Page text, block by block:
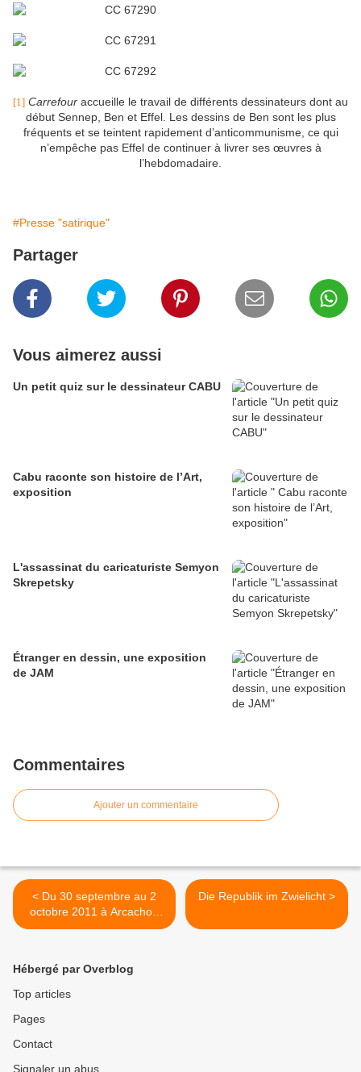
[1] Carrefour accueille le travail de différents dessinateurs dont au
début Sennep, Ben et Effel. Les dessins de Ben sont les plus
fréquents et se teintent rapidement d’anticommunisme, ce qui
n’empêche pas Effel de continuer à livrer ses œuvres à
l’hebdomadaire.
#Presse "satirique"
Partager
Vous aimerez aussi
Un petit quiz sur le dessinateur CABU
Cabu raconte son histoire de l’Art,
exposition
L'assassinat du caricaturiste Semyon
Skrepetsky
Étranger en dessin, une exposition
de JAM
Commentaires
Ajouter un commentaire
< Du 30 septembre au 2
octobre 2011 à Arcachon
près de Bordeaux : "Les
Die Republik im Zwielicht >
Hébergé par Overblog
Top articles
Pages
Contact
Signaler un abus